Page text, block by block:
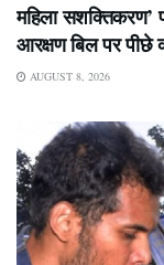
महिला सशक्तिकरण’
आरक्षण बिल पर पीछे
AUGUST 8, 2026